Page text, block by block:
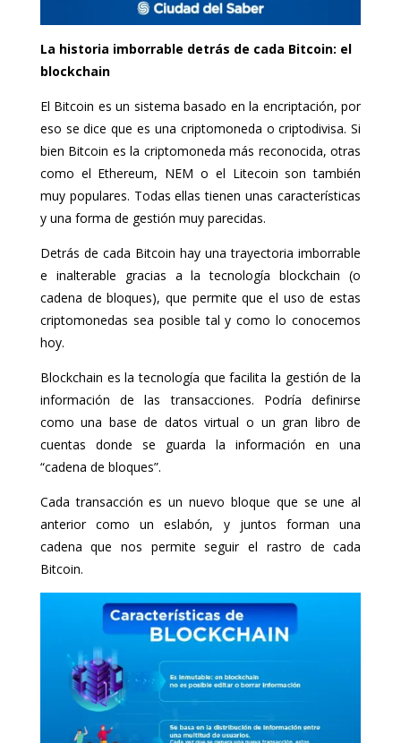
La historia imborrable detrás de cada Bitcoin: el
blockchain
El Bitcoin es un sistema basado en la encriptación, por
eso se dice que es una criptomoneda o criptodivisa. Si
bien Bitcoin es la criptomoneda más reconocida, otras
como el Ethereum, NEM o el Litecoin son también
muy populares. Todas ellas tienen unas características
y una forma de gestión muy parecidas.
Detrás de cada Bitcoin hay una trayectoria imborrable
e inalterable gracias a la tecnología blockchain (o
cadena de bloques), que permite que el uso de estas
criptomonedas sea posible tal y como lo conocemos
hoy.
Blockchain es la tecnología que facilita la gestión de la
información de las transacciones. Podría definirse
como una base de datos virtual o un gran libro de
cuentas donde se guarda la información en una
“cadena de bloques”.
Cada transacción es un nuevo bloque que se une al
anterior como un eslabón, y juntos forman una
cadena que nos permite seguir el rastro de cada
Bitcoin.